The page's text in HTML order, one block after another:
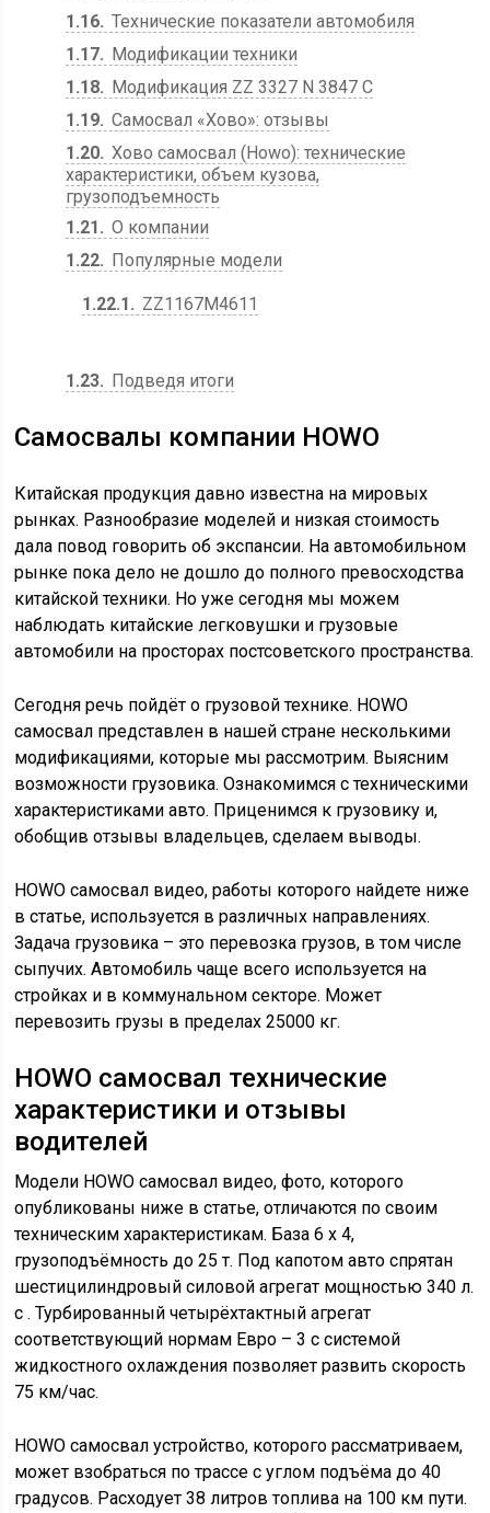
1.16 Технические показатели автомобиля
1.17
Модификации техники
1.18
Модификация ZZ 3327 N 3847 C
1.19 Самосвал «Хово»: отзывы
1.20 Хово самосвал (Howo): технические
характеристики, объем кузова,
грузоподъемность
1.21
О компании
1.22
Популярные модели
1.22.1 ZZ1167M4611
1.23 Подведя итоги
Самосвалы компании HOWO
Китайская продукция давно известна на мировых
рынках. Разнообразие моделей и низкая стоимость
дала повод говорить об экспансии. На автомобильном
рынке пока дело не дошло до полного превосходства
китайской техники. Но уже сегодня мы можем
наблюдать китайские легковушки и грузовые
автомобили на просторах постсоветского пространства.
Сегодня речь пойдёт о грузовой технике. HOWO
самосвал представлен в нашей стране несколькими
модификациями, которые мы рассмотрим. Выясним
возможности грузовика. Ознакомимся с техническими
характеристиками авто. Приценимся к грузовику и,
обобщив отзывы владельцев, сделаем выводы.
HOWO самосвал видео, работы которого найдете ниже
в статье, используется в различных направлениях.
Задача грузовика – это перевозка грузов, в том числе
сыпучих. Автомобиль чаще всего используется на
стройках и в коммунальном секторе. Может
перевозить грузы в пределах 25000 кг.
HOWO самосвал технические
характеристики и отзывы
водителей
Модели HOWO самосвал видео, фото, которого
опубликованы ниже в статье, отличаются по своим
техническим характеристикам. База 6 х 4,
грузоподъёмность до 25 т. Под капотом авто спрятан
шестицилиндровый силовой агрегат мощностью 340 л.
с . Турбированный четырёхтактный агрегат
соответствующий нормам Евро – 3 с системой
жидкостного охлаждения позволяет развить скорость
75 км/час.
HOWO самосвал устройство, которого рассматриваем,
может взобраться по трассе с углом подъёма до 40
градусов. Расходует 38 литров топлива на 100 км пути.